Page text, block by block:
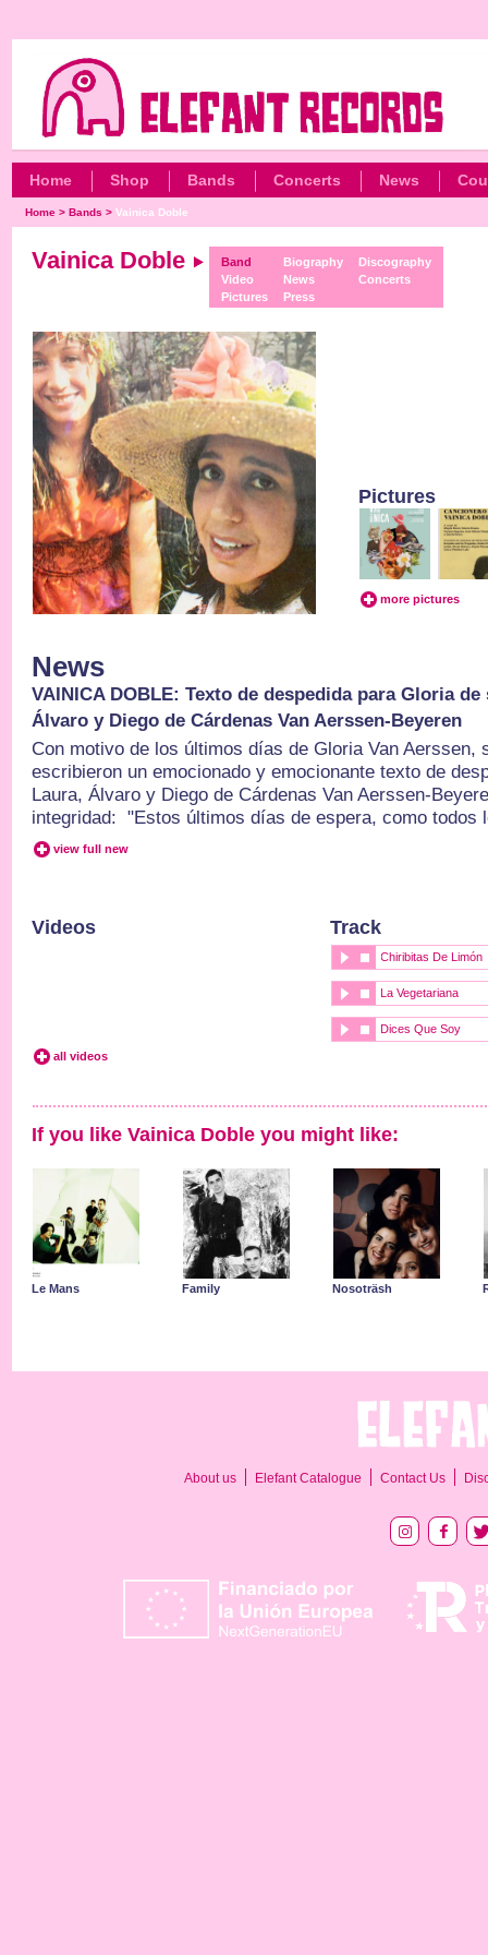
Home Shop Bands Concerts News
Home >Bands >Vainica Doble
Vainica Doble
Band
Video
Pictures
Biography
News
Press
Discography
Concerts
Pictures
more pictures
News
VAINICA DOBLE: Texto de despedida para Gloria
Álvaro y Diego de Cárdenas Van Aerssen-Beyeren
Con motivo de los últimos días de Gloria Van Aerssen,
escribieron un emocionado y emocionante texto de
Laura, Álvaro y Diego de Cárdenas Van Aerssen-
integridad: "Estos últimos días de espera, como todos
view full new
Videos Track
Chiribitas De Limón
La Vegetariana
Dices Que Soy
all videos
If you like Vainica Doble you might like:
Le Mans Family Nosoträsh
About us Elefant Catalogue Contact Us